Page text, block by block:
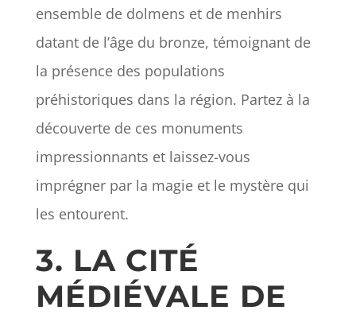
ensemble de dolmens et de menhirs
datant de l’âge du bronze, témoignant de
la présence des populations
préhistoriques dans la région. Partez à la
découverte de ces monuments
impressionnants et laissez-vous
imprégner par la magie et le mystère qui
les entourent.
3. LA CITÉ
MÉDIÉVALE DE